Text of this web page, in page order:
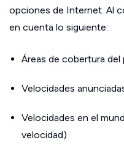
opciones de Internet. Al
en cuenta lo siguiente:
Áreas de cobertura
Velocidades
Velocidades en el
velocidad)